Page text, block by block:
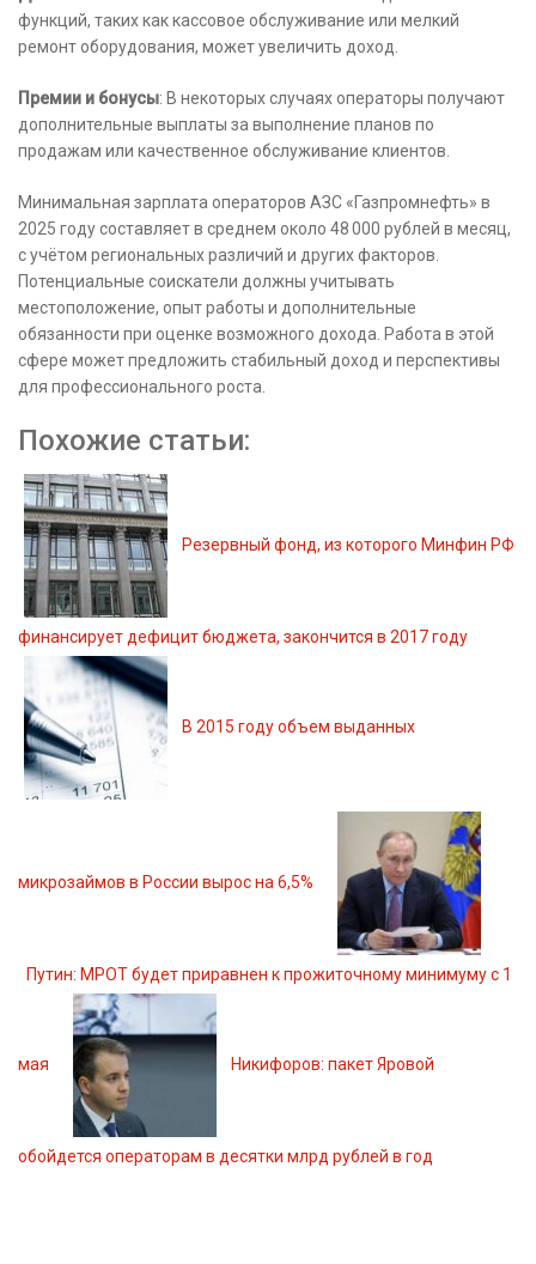
функций, таких как кассовое обслуживание или мелкий
ремонт оборудования, может увеличить доход.
Премии и бонусы: В некоторых случаях операторы получают
дополнительные выплаты за выполнение планов по
продажам или качественное обслуживание клиентов.
Минимальная зарплата операторов АЗС «Газпромнефть» в
2025 году составляет в среднем около 48 000 рублей в месяц,
с учётом региональных различий и других факторов.
Потенциальные соискатели должны учитывать
местоположение, опыт работы и дополнительные
обязанности при оценке возможного дохода. Работа в этой
сфере может предложить стабильный доход и перспективы
для профессионального роста.
Похожие статьи:
Резервный фонд, из которого Минфин РФ
финансирует дефицит бюджета, закончится в 2017 году
В 2015 году объем выданных
микрозаймов в России вырос на 6,5%
Путин: МРОТ будет приравнен к прожиточному минимуму с 1
мая Никифоров: пакет Яровой
обойдется операторам в десятки млрд рублей в год